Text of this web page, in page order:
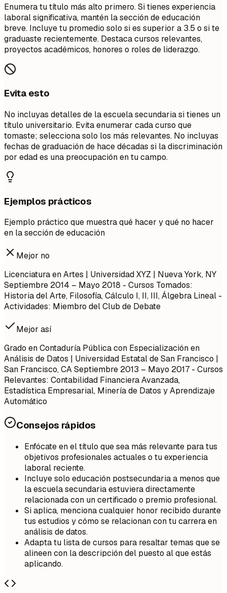
Enumera tu título más alto primero. Si tienes experiencia
laboral significativa, mantén la sección de educación
breve. Incluye tu promedio solo si es superior a 3.5 o si te
graduaste recientemente. Destaca cursos relevantes,
proyectos académicos, honores o roles de liderazgo.
Evita esto
No incluyas detalles de la escuela secundaria si tienes un
título universitario. Evita enumerar cada curso que
tomaste; selecciona solo los más relevantes. No incluyas
fechas de graduación de hace décadas si la discriminación
por edad es una preocupación en tu campo.
Ejemplos prácticos
Ejemplo práctico que muestra qué hacer y qué no hacer
en la sección de educación
Mejor no
Licenciatura en Artes | Universidad XYZ | Nueva York, NY
Septiembre 2014 – Mayo 2018 - Cursos Tomados:
Historia del Arte, Filosofía, Cálculo I, II, III, Álgebra Lineal -
Actividades: Miembro del Club de Debate
Mejor así
Grado en Contaduría Pública con Especialización en
Análisis de Datos | Universidad Estatal de San Francisco |
San Francisco, CASeptiembre 2013 – Mayo 2017 - Cursos
Relevantes: Contabilidad Financiera Avanzada,
Estadística Empresarial, Minería de Datos y Aprendizaje
Automático
Consejos rápidos
Enfócate en el título que sea más relevante para tus
objetivos profesionales actuales o tu experiencia
laboral reciente.
Incluye solo educación postsecundaria a menos que
la escuela secundaria estuviera directamente
relacionada con un certificado o premio profesional.
Si aplica, menciona cualquier honor recibido durante
tus estudios y cómo se relacionan con tu carrera en
análisis de datos.
Adapta tu lista de cursos para resaltar temas que se
alineen con la descripción del puesto al que estás
aplicando.